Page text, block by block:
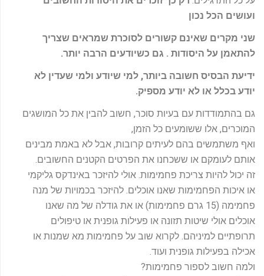
ועושים הכל נכון
שני מקרים שאינם קשורים לסוכרת שמראים שצריך
להתאמן על היסודות . גם כשיודעים הרבה יותר.
ידיעת הבסיס חשובה ביותר, למי שיודע ולמי שעדין לא
יודע בכלל או לא יודע מספיק.
גם בהתמודדות עם בעיות סוכר, חשוב להבין את כל המושגים
המוכרים, אלו ששומעים כל הזמן,
ואף משתמשים בהם לעיתים קרובות, אבל לא באמת מבינים
אותם לעומקם או ששכחנו את הפרטים הקטנים החשובים.
זה יכול להיות צריכת פחמימות. אולי להיזכר באינדקס גליקמי
או איכות הפחמימות שאנו אוכלים. להיזכר בכמויות של מנה
פחמימה (15 גרם פחמימות) או את גודלה של מה שאנו
אוכלים אולי שיטות תזונה או פעילות גופנית או טיפולים
תרופתיים למיניהם. לקרוא שוב על פחמימות מא שמנות או
אכילה בפעילות גופנית ועוד.
ולמה חשוב לספור פחמימות?